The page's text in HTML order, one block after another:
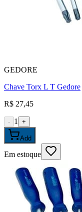
GEDORE
Chave Torx L T Gedore
R$ 27,45
- 1 +
Add
Em estoque